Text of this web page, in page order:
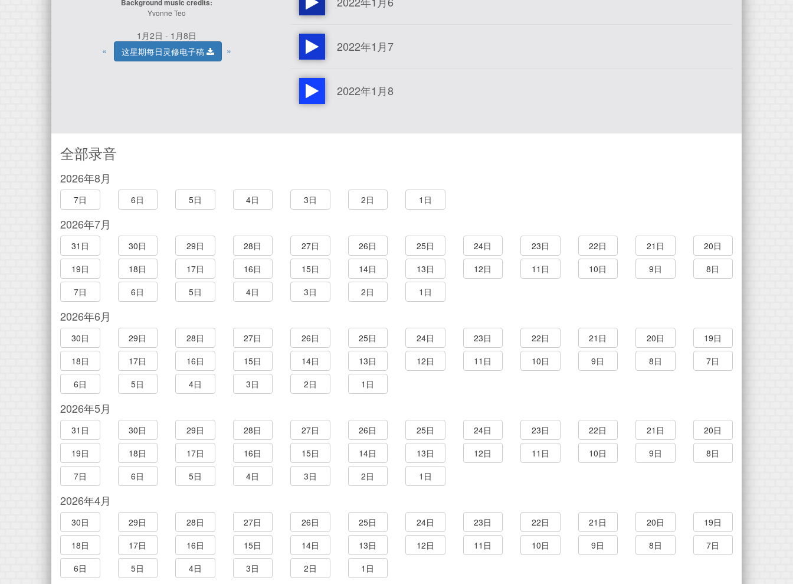
Background music credits:
Yvonne Teo
1月2日 - 1月8日
«
这星期每日灵修电子稿 » 2022年1月7
2022年1月8
全部录音
2026年8月
7日 6日 5日 4日 3日 2日 1日
2026年7月
31日 30日 29日 28日 27日 26日 25日 24日 23日 22日 21日
20日
19日
18日 17日 16日 15日 14日 13日 12日 11日 10日 9日
8日
7日
6日 5日 4日 3日 2日 1日
2026年6月
30日 29日 28日 27日 26日 25日 24日 23日 22日 21日 20日
19日
18日
17日 16日 15日 14日 13日 12日 11日 10日 9日 8日
7日
6日
5日 4日 3日 2日 1日
2026年5月
31日 30日 29日 28日 27日 26日 25日 24日 23日 22日 21日
20日
19日
18日 17日 16日 15日 14日 13日 12日 11日 10日 9日
8日
7日
6日 5日 4日 3日 2日 1日
2026年4月
30日 29日 28日 27日 26日 25日 24日 23日 22日 21日 20日
19日
18日
17日 16日 15日 14日 13日 12日 11日 10日 9日 8日
7日
6日
5日 4日 3日 2日 1日